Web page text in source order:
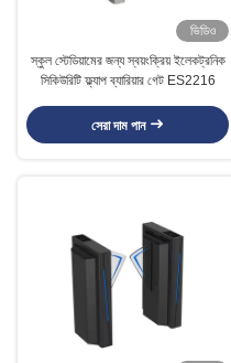
ভিডিও
স্কুল স্টেডিয়ামের জন্য স্বয়ংক্রিয় ইলেকট্রনিক
সিকিউরিটি ফ্ল্যাপ ব্যারিয়ার গেট ES2216
সেরা দাম পান